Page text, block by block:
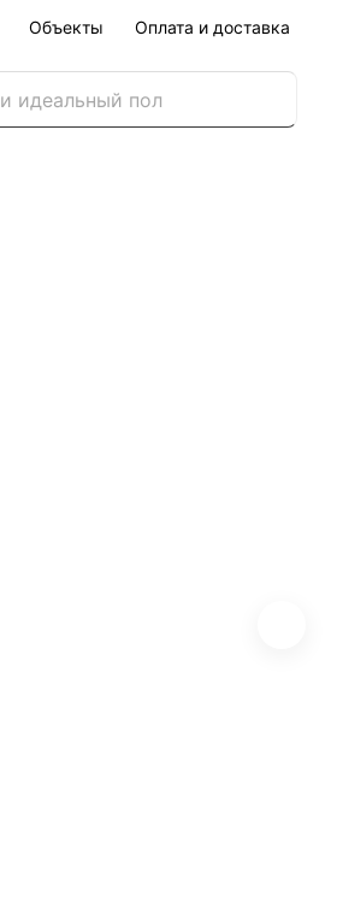
Объекты Оплата и доставка